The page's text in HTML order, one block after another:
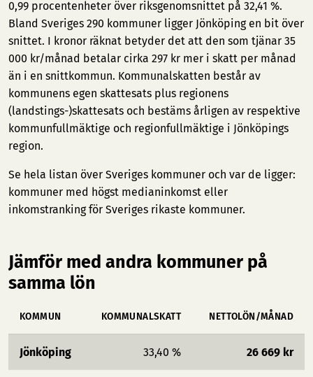
0,99 procentenheter över riksgenomsnittet på 32,41 %.
Bland Sveriges 290 kommuner ligger Jönköping en bit över
snittet. I kronor räknat betyder det att den som tjänar 35
000 kr/månad betalar cirka 297 kr mer i skatt per månad
än i en snittkommun. Kommunalskatten består av
kommunens egen skattesats plus regionens
(landstings-)skattesats och bestäms årligen av respektive
kommunfullmäktige och regionfullmäktige i Jönköpings
region.
Se hela listan över Sveriges kommuner och var de ligger:
kommuner med högst medianinkomst eller
inkomstranking för Sveriges rikaste kommuner.
Jämför med andra kommuner på
samma lön
KOMMUN KOMMUNALSKATT NETTOLÖN/MÅNAD
Jönköping 33,40 % 26 669 kr